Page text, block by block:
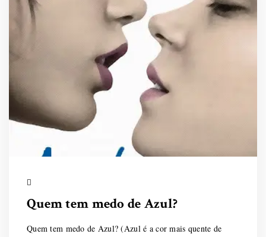
Quem tem medo de Azul?
Quem tem medo de Azul? (Azul é a cor mais quente de